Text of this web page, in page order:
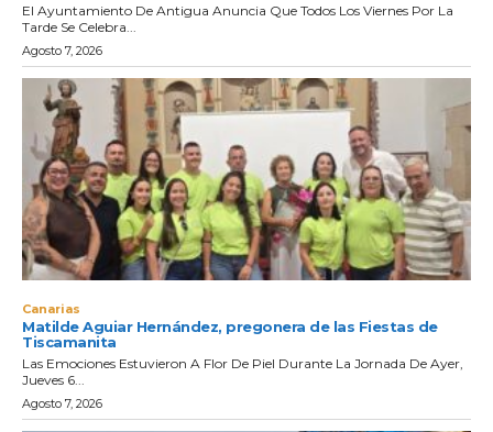
El Ayuntamiento De Antigua Anuncia Que Todos Los Viernes Por La
Tarde Se Celebra...
Agosto 7, 2026
Canarias
Matilde Aguiar Hernández, pregonera de las Fiestas de
Tiscamanita
Las Emociones Estuvieron A Flor De Piel Durante La Jornada De Ayer,
Jueves 6...
Agosto 7, 2026